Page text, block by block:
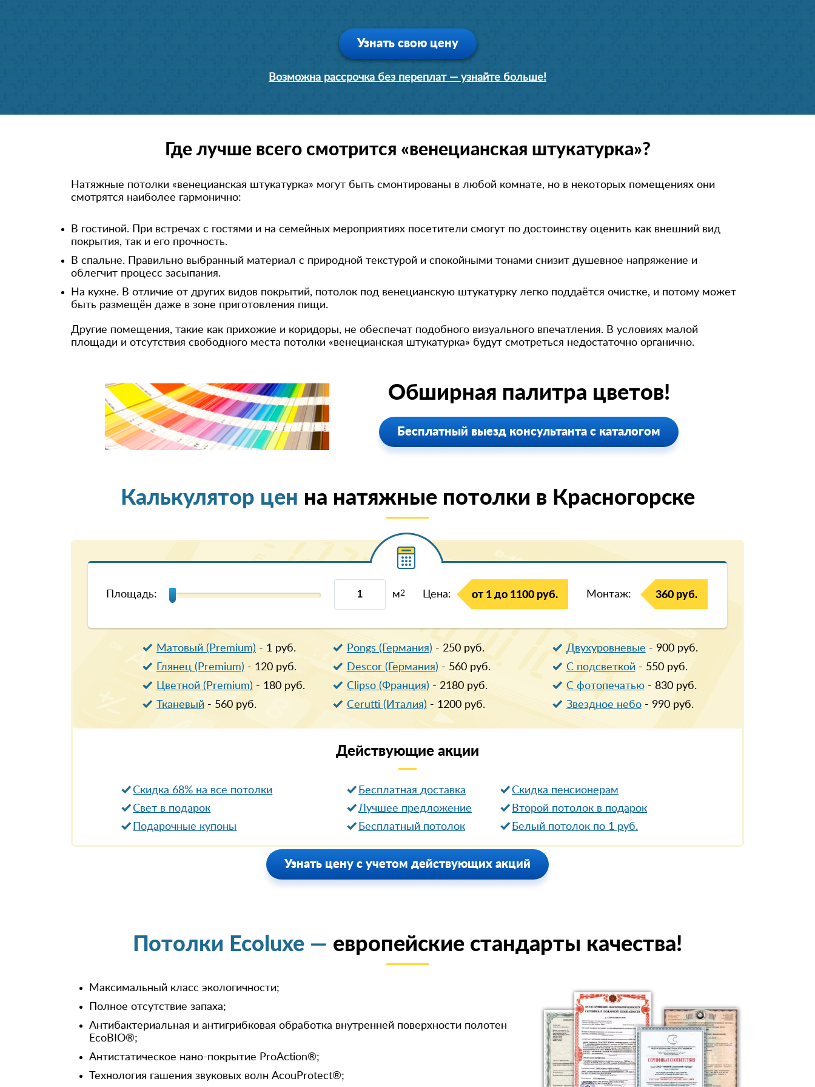
Узнать свою цену
Возможна рассрочка без переплат — узнайте больше!
Где лучше всего смотрится «венецианская штукатурка»?
Натяжные потолки «венецианская штукатурка» могут быть смонтированы в любой комнате, но в некоторых помещениях они
смотрятся наиболее гармонично:
В гостиной. При встречах с гостями и на семейных мероприятиях посетители смогут по достоинству оценить как внешний вид
покрытия, так и его прочность.
В спальне. Правильно выбранный материал с природной текстурой и спокойными тонами снизит душевное напряжение и
облегчит процесс засыпания.
На кухне. В отличие от других видов покрытий, потолок под венецианскую штукатурку легко поддаётся очистке, и потому может
быть размещён даже в зоне приготовления пищи.
Другие помещения, такие как прихожие и коридоры, не обеспечат подобного визуального впечатления. В условиях малой
площади и отсутствия свободного места потолки «венецианская штукатурка» будут смотреться недостаточно органично.
Обширная палитра цветов!
Бесплатный выезд консультанта с каталогом
Калькулятор цен на натяжные потолки в Красногорске
Площадь: м2 Цена: от 1 до 1100 руб. Монтаж: 360 руб.
Матовый (Premium) - 1руб. Двухуровневые - 900руб.
Pongs (Германия) - 250руб.
Глянец (Premium) - 120руб. С подсветкой- 550руб.
Descor (Германия) - 560руб.
Цветной (Premium) - 180руб. С фотопечатью- 830руб.
Clipso (Франция) - 2180руб.
Тканевый- 560руб. Звездное небо- 990руб.
Cerutti (Италия) - 1200руб.
Действующие акции
Скидка 68% на все потолки Бесплатная доставка
Cкидка пенсионерам
Свет в подарок
Лучшее предложение
Второй потолок в подарок
Подарочные купоны
Бесплатный потолок Белый потолок по 1 руб.
Узнать цену с учетом действующих акций
Потолки Ecoluxe — европейские стандарты качества!
Максимальный класс экологичности;
Полное отсутствие запаха;
Антибактериальная и антигрибковая обработка внутренней поверхности полотен
EcoBIO®;
Антистатическое нано-покрытие ProAction®;
Технология гашения звуковых волн AcouProtect®;